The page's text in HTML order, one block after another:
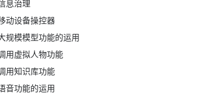
息治理
动设备操控器
规模模型功能的运用
用虚拟人物功能
用知识库功能
音功能的运用